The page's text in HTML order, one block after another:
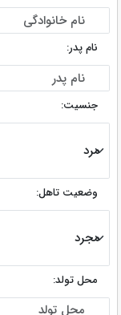
نام پدر:
جنسیت:
وضعیت تاهل:
محل تولد: